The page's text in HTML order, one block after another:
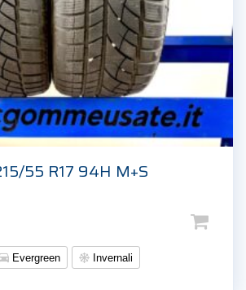
55 R17 94H M+S
Evergreen Invernali